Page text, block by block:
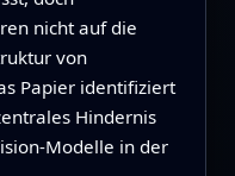
nicht auf die
von
Papier identifiziert
Hindernis
Modelle in der